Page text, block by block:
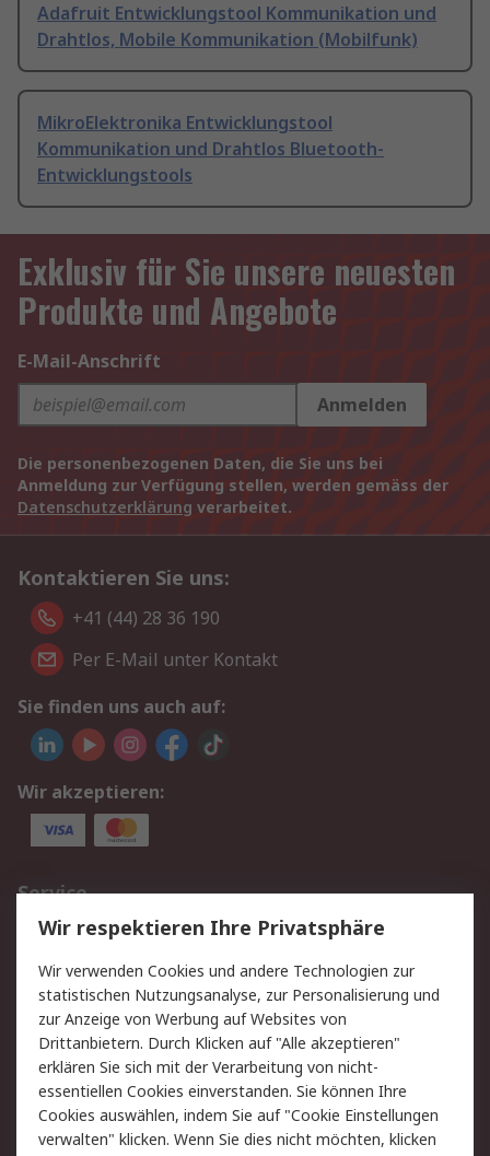
Adafruit Entwicklungstool Kommunikation und
Drahtlos, Mobile Kommunikation (Mobilfunk)
MikroElektronika Entwicklungstool
Kommunikation und Drahtlos Bluetooth-
Entwicklungstools
Exklusiv für Sie unsere neuesten
Produkte und Angebote
E-Mail-Anschrift
Anmelden
Die personenbezogenen Daten, die Sie uns bei
Anmeldung zur Verfügung stellen, werden gemäss der
Datenschutzerklärung verarbeitet.
Kontaktieren Sie uns:
+41 (44) 28 36 190
Per E-Mail unter Kontakt
Sie finden uns auch auf:
Wir akzeptieren:
Service
Value Added Services
Lieferlösungen
Rücksendungen
Kontakt
Hilfe
Rechtliches
AGB
Datenschutz
Cookie-Richtlinie
Zahlungsbedingungen
Wir respektieren Ihre Privatsphäre
Wir verwenden Cookies und andere Technologien zur
statistischen Nutzungsanalyse, zur Personalisierung und
zur Anzeige von Werbung auf Websites von
Drittanbietern. Durch Klicken auf "Alle akzeptieren"
erklären Sie sich mit der Verarbeitung von nicht-
essentiellen Cookies einverstanden. Sie können Ihre
Cookies auswählen, indem Sie auf "Cookie Einstellungen
verwalten" klicken. Wenn Sie dies nicht möchten, klicken